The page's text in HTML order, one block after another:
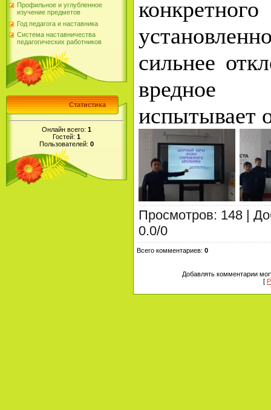
Профильное и углубленное
изучение предметов
Год педагога и наставника
Система наставничества
педагогических работников
Статистика
Онлайн всего: 1
Гостей: 1
Пользователей: 0
сильнее
вредное
испытывает
Просмотров: 148 |
0.0/0
Всего комментариев: 0
Добавлять комментарии
[